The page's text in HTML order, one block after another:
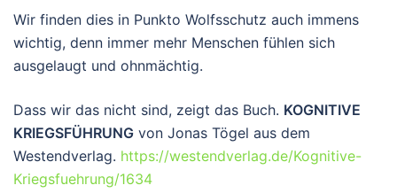
Wir finden dies in Punkto Wolfsschutz auch immens
wichtig, denn immer mehr Menschen fühlen sich
ausgelaugt und ohnmächtig.
Dass wir das nicht sind, zeigt das Buch. KOGNITIVE
KRIEGSFÜHRUNG von Jonas Tögel aus dem
Westendverlag. https://westendverlag.de/Kognitive-
Kriegsfuehrung/1634